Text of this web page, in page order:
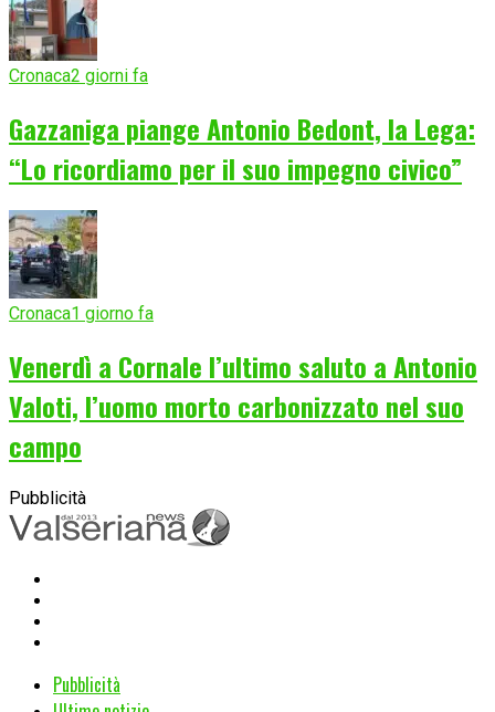
Cronaca2 giorni fa
Gazzaniga piange Antonio Bedont, la Lega:
“Lo ricordiamo per il suo impegno civico”
Cronaca1 giorno fa
Venerdì a Cornale l’ultimo saluto a Antonio
Valoti, l’uomo morto carbonizzato nel suo
campo
Pubblicità
Pubblicità